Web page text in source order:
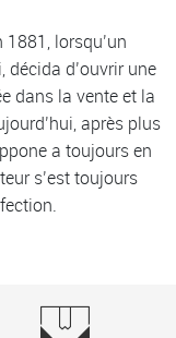
lorsqu’un
décida d’ouvrir une
dans la vente et la
après plus
a toujours en
s’est toujours